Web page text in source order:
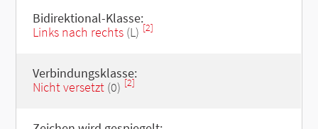
Bidirektional-Klasse:
Links nach rechts(L) [2]
Verbindungsklasse:
Nicht versetzt(0) [2]